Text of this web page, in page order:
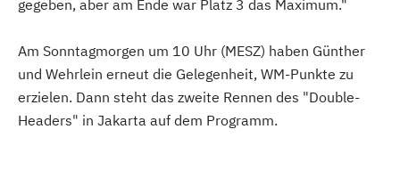
gegeben, aber am Ende war Platz 3 das Maximum."
Am Sonntagmorgen um 10 Uhr (MESZ) haben Günther
und Wehrlein erneut die Gelegenheit, WM-Punkte zu
erzielen. Dann steht das zweite Rennen des "Double-
Headers" in Jakarta auf dem Programm.